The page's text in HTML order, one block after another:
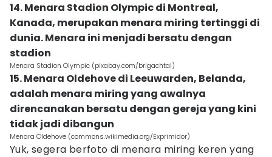
14. Menara Stadion Olympic di Montreal,
Kanada, merupakan menara miring tertinggi di
dunia. Menara ini menjadi bersatu dengan
stadion
Menara Stadion Olympic (pixabay.com/brigachtal)
15. Menara Oldehove di Leeuwarden, Belanda,
adalah menara miring yang awalnya
direncanakan bersatu dengan gereja yang kini
tidak jadi dibangun
Menara Oldehove (commons.wikimedia.org/Exprimidor)
Yuk, segera berfoto di menara miring keren yang